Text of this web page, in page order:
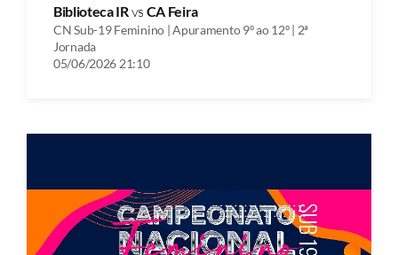
Biblioteca IRvs CA Feira
CN Sub-19 Feminino | Apuramento 9º ao 12º | 2ª
Jornada
05/06/2026 21:10